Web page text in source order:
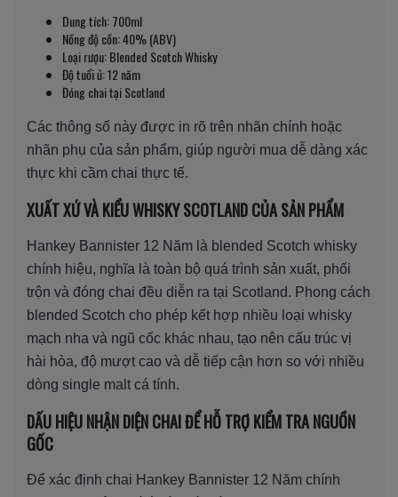
Dung tích: 700ml
Nồng độ cồn: 40% (ABV)
Loại rượu: Blended Scotch Whisky
Độ tuổi ủ: 12 năm
Đóng chai tại Scotland
Các thông số này được in rõ trên nhãn chính hoặc
nhãn phụ của sản phẩm, giúp người mua dễ dàng xác
thực khi cầm chai thực tế.
XUẤT XỨ VÀ KIỂU WHISKY SCOTLAND CỦA SẢN PHẨM
Hankey Bannister 12 Năm là blended Scotch whisky
chính hiệu, nghĩa là toàn bộ quá trình sản xuất, phối
trộn và đóng chai đều diễn ra tại Scotland. Phong cách
blended Scotch cho phép kết hợp nhiều loại whisky
mạch nha và ngũ cốc khác nhau, tạo nên cấu trúc vị
hài hòa, độ mượt cao và dễ tiếp cận hơn so với nhiều
dòng single malt cá tính.
DẤU HIỆU NHẬN DIỆN CHAI ĐỂ HỖ TRỢ KIỂM TRA NGUỒN
GỐC
Để xác định chai Hankey Bannister 12 Năm chính